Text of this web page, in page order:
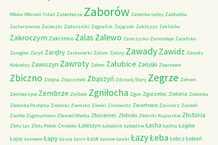
Włoka Włosień Ystad Zaberbecze Zaborów Zaborów Leśny Zabłudów
Zacharzowice Zacieczki Zaduszniki Zagnańsk Zajączek Zakliczyn Zaklików
Zakroczym Zakrzewo ZalasZalewo Zamczysko Zamordeje Zarańsko
Zarogów Zaryń Zaręby Zaskwierki Zatom Zatory ZawadyZawidz Zawidz
Kościelny Zawiszyn Zawroty Załom Załubice Załuski Zbarzewo
Zbiczno Zbójna Zbąszynek Zbąszyń Zdziwój Stary Zegrze Zehren
Zemborzyce Zembrze Zeńbok Zgniłocha Zgon Zgorzelec Zielona Zielonka
Zielonka Pasłęcka Zielonki Ziemsko Zienki Zinnowitz Zwartowo Zwiniarz Zwoleń
Zwolle Zygmuntowo Zławieś Wielka Złocieniec Złotniki Złotniki Kujawskie Złotoria
Złoty Las Złoty Potok Ćmielów Łabiszyn Łabędnik Łabędzie Łacha Łachca Łagów
Łajsy Łaniewo Łapy Łasica Łasin Łask Ławice Ławki ŁazyŁeba Łebcz Łebień